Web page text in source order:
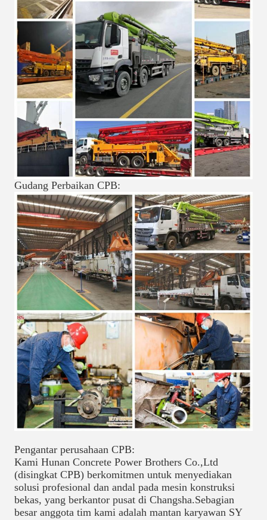
Gudang Perbaikan CPB:
Pengantar perusahaan CPB:
Kami Hunan Concrete Power Brothers Co.,Ltd
(disingkat CPB) berkomitmen untuk menyediakan
solusi profesional dan andal pada mesin konstruksi
bekas, yang berkantor pusat di Changsha.Sebagian
besar anggota tim kami adalah mantan karyawan SY